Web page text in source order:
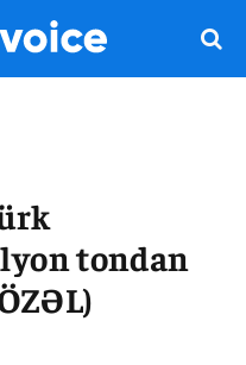
tondan